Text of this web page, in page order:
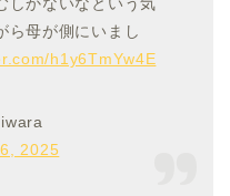
しかないなという気
ら母が側にいまし
h1y6TmYw4E
2025